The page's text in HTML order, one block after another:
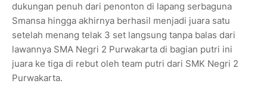
dukungan penuh dari penonton di lapang serbaguna
Smansa hingga akhirnya berhasil menjadi juara satu
setelah menang telak 3 set langsung tanpa balas dari
lawannya SMA Negri 2 Purwakarta di bagian putri ini
juara ke tiga di rebut oleh team putri dari SMK Negri 2
Purwakarta.